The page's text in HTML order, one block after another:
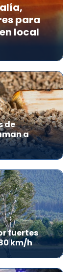
para
local
de
a
fuertes
km/h